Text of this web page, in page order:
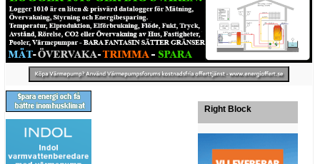
Right Block